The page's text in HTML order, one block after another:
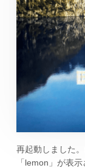
再起動しました
「lemon」が表示